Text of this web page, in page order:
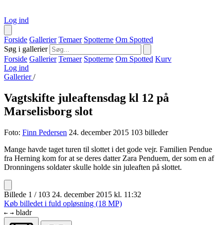
Log ind
Forside Gallerier Temaer Spotterne Om Spotted
Søg i gallerier
Forside Gallerier Temaer Spotterne Om Spotted Kurv
Log ind
Gallerier/
Vagtskifte juleaftensdag kl 12 på
Marselisborg slot
Foto: Finn Pedersen 24. december 2015 103 billeder
Mange havde taget turen til slottet i det gode vejr. Familien Pendue
fra Herning kom for at se deres datter Zara Penduem, der som en af
Dronningens soldater skulle holde sin juleaften på slottet.
Billede 1 / 103 24. december 2015 kl. 11:32
Køb billedet i fuld opløsning (18 MP)
← → bladr